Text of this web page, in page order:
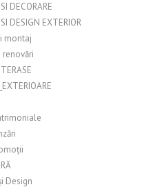
DECORARE
DESIGN EXTERIOR
montaj
renovări
Design